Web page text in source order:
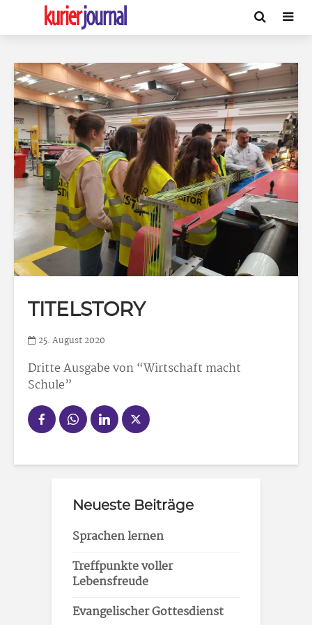
TITELSTORY
25. August 2020
Dritte Ausgabe von “Wirtschaft macht
Schule”
Neueste Beiträge
Sprachen lernen
Treffpunkte voller
Lebensfreude
Evangelischer Gottesdienst